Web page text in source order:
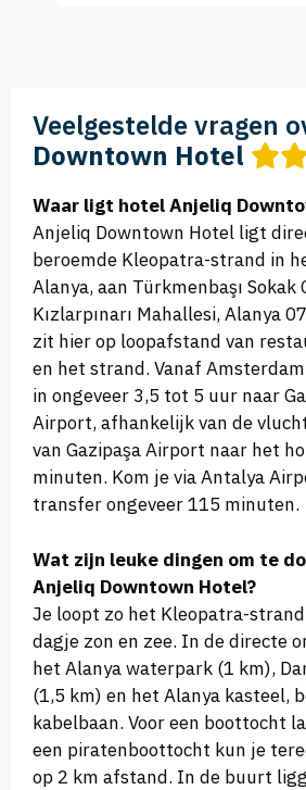
Veelgestelde vragen
Downtown Hotel
Waar ligt hotel Anjeliq
Anjeliq Downtown Hotel ligt
beroemde Kleopatra-strand in
Alanya, aan Türkmenbaşı Sokak
Kızlarpınarı Mahallesi, Alanya
zit hier op loopafstand van
en het strand. Vanaf
in ongeveer 3,5 tot 5 uur naar
Airport, afhankelijk van de
van Gazipaşa Airport naar het
minuten. Kom je via Antalya
transfer ongeveer 115 minuten.
Wat zijn leuke dingen om te
Anjeliq Downtown Hotel?
Je loopt zo het Kleopatra-strand
dagje zon en zee. In de directe
het Alanya waterpark (1 km),
(1,5 km) en het Alanya kasteel,
kabelbaan. Voor een boottocht
een piratenboottocht kun je
op 2 km afstand. In de buurt